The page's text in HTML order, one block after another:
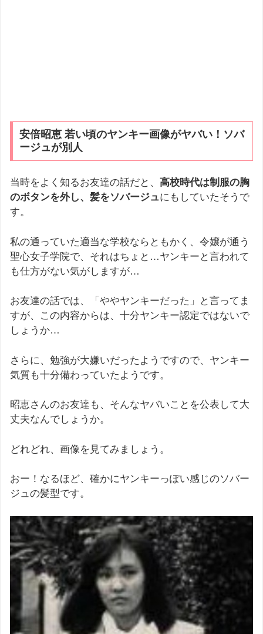
安倍昭恵 若い頃のヤンキー画像がヤバい！ソバ
ージュが別人
当時をよく知るお友達の話だと、 高校時代は制服の胸
のボタンを外し、髪をソバージュにもしていたそうで
す。
私の通っていた適当な学校ならともかく、令嬢が通う
聖心女子学院で、それはちょと…ヤンキーと言われて
も仕方がない気がしますが…
お友達の話では、「ややヤンキーだった」と言ってま
すが、この内容からは、十分ヤンキー認定ではないで
しょうか…
さらに、勉強が大嫌いだったようですので、ヤンキー
気質も十分備わっていたようです。
昭恵さんのお友達も、そんなヤバいことを公表して大
丈夫なんでしょうか。
どれどれ、画像を見てみましょう。
おー！なるほど、確かにヤンキーっぽい感じのソバー
ジュの髪型です。